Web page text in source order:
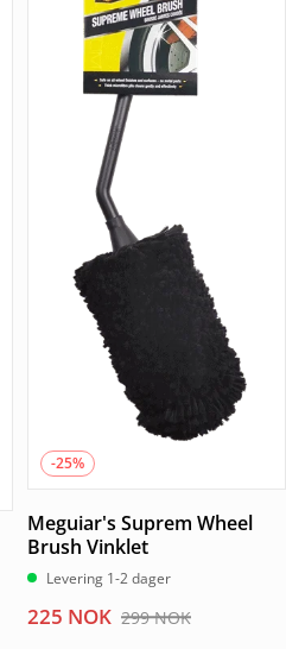
-25%
Meguiar's Suprem Wheel
Brush Vinklet
Levering 1-2 dager
299NOK
Opprinnelig
225 NOK
Nåværende